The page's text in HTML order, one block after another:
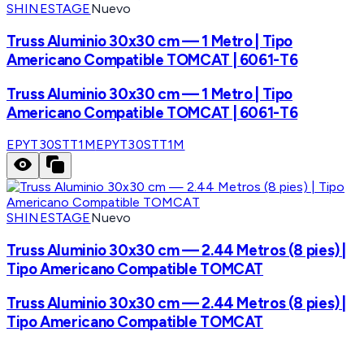
SHINESTAGENuevo
Truss Aluminio 30x30 cm — 1 Metro | Tipo
Americano Compatible TOMCAT | 6061-T6
Truss Aluminio 30x30 cm — 1 Metro | Tipo
Americano Compatible TOMCAT | 6061-T6
EPYT30STT1MEPYT30STT1M
SHINESTAGENuevo
Truss Aluminio 30x30 cm — 2.44 Metros (8 pies) |
Tipo Americano Compatible TOMCAT
Truss Aluminio 30x30 cm — 2.44 Metros (8 pies) |
Tipo Americano Compatible TOMCAT